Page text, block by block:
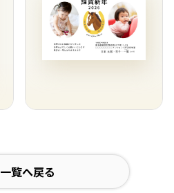
一覧へ戻る